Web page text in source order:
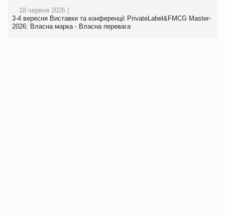
18 червня 2026 |
3-4 вересня Виставки та конференції PrivateLabel&FMCG Master-
2026: Власна марка - Власна перевага